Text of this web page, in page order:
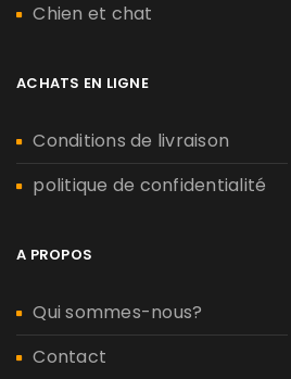
Chien et chat
ACHATS EN LIGNE
Conditions de livraison
politique de confidentialité
A PROPOS
Qui sommes-nous?
Contact